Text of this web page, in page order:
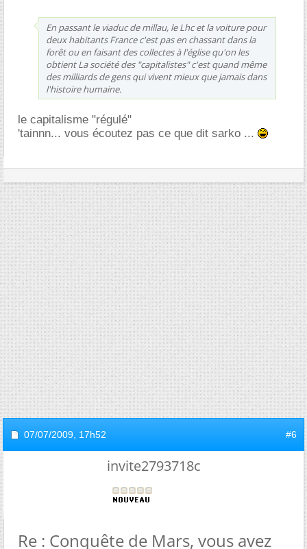
En passant le viaduc de millau, le Lhc et la voiture pour
deux habitants France c'est pas en chassant dans la
forêt ou en faisant des collectes à l'église qu'on les
obtient La société des "capitalistes" c'est quand même
des milliards de gens qui vivent mieux que jamais dans
l'histoire humaine.
le capitalisme "régulé"
'tainnn... vous écoutez pas ce que dit sarko ...
07/07/2009, 17h52 #6
invite2793718c
Re : Conquête de Mars, vous avez